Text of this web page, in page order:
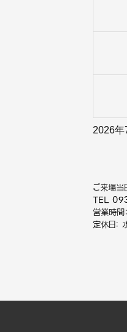
2026年
ご来場当
TEL
営業時
定休日：